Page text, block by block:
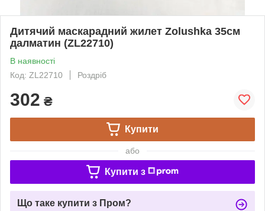
Дитячий маскарадний жилет Zolushka 35см
далматин (ZL22710)
В наявності
Код: ZL22710
Роздріб
302 ₴
Купити
або
Купити з
Що таке купити з Пром?